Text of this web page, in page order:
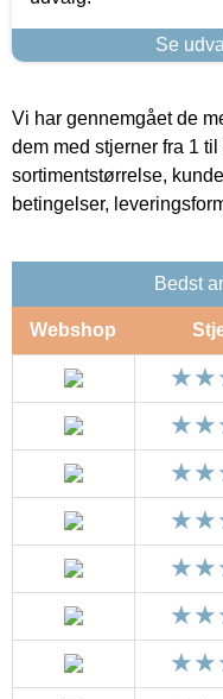
Se
Vi har gennemgået de
dem med stjerner fra 1
sortimentstørrelse,
betingelser,
Bedst
Webshop